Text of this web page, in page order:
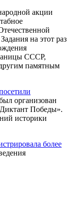
акции
на этот раз
СССР,
памятным
организован
Победы».
историки
более